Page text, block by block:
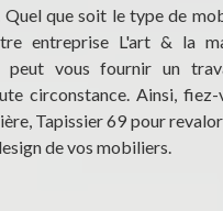
que soit le type de
entreprise L'art & la
peut vous fournir un
circonstance. Ainsi, fiez-
Tapissier 69 pour
de vos mobiliers.